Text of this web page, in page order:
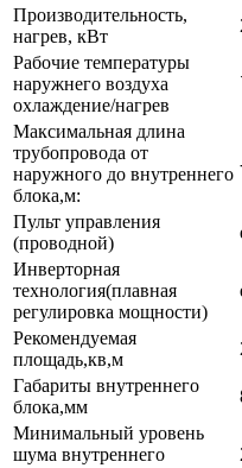
Производительность,
нагрев, кВт
Рабочие температуры
наружнего воздуха
охлаждение/нагрев
Максимальная длина
трубопровода от
наружного до внутреннего
блока,м:
Пульт управления
(проводной)
Инверторная
технология(плавная
регулировка мощности)
Рекомендуемая
площадь,кв,м
Габариты внутреннего
блока,мм
Минимальный уровень
шума внутреннего